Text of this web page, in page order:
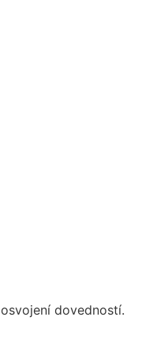
dovedností.